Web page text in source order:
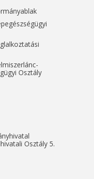
Osztály
Osztály 5.